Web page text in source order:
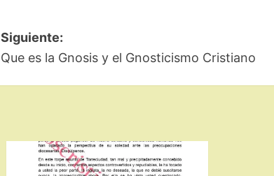
Siguiente:
Que es la Gnosis y el Gnosticismo Cristiano